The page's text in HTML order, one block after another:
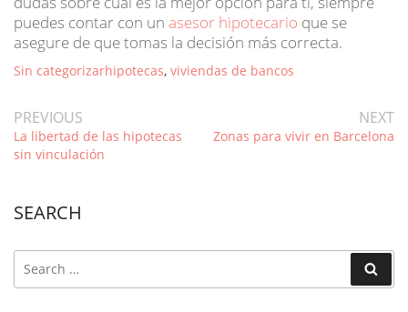
puedes contar con un asesor hipotecario que se
asegure de que tomas la decisión más correcta.
Categories
Sin categorizarTags
hipotecas, viviendas de bancos
Navegación
de
entradas
Previous
Post
PREVIOUS
La libertad de las hipotecas
sin vinculación
NEXT
Zonas para vivir en Barcelona
SEARCH
Search
for: